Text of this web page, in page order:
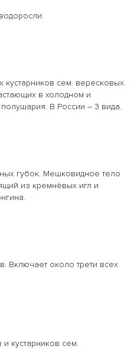
сем. вересковых.
в холодном и
В России – 3 вида.
губок. Мешковидное тело
из кремнёвых игл и
Включает около трети всех
кустарников сем.